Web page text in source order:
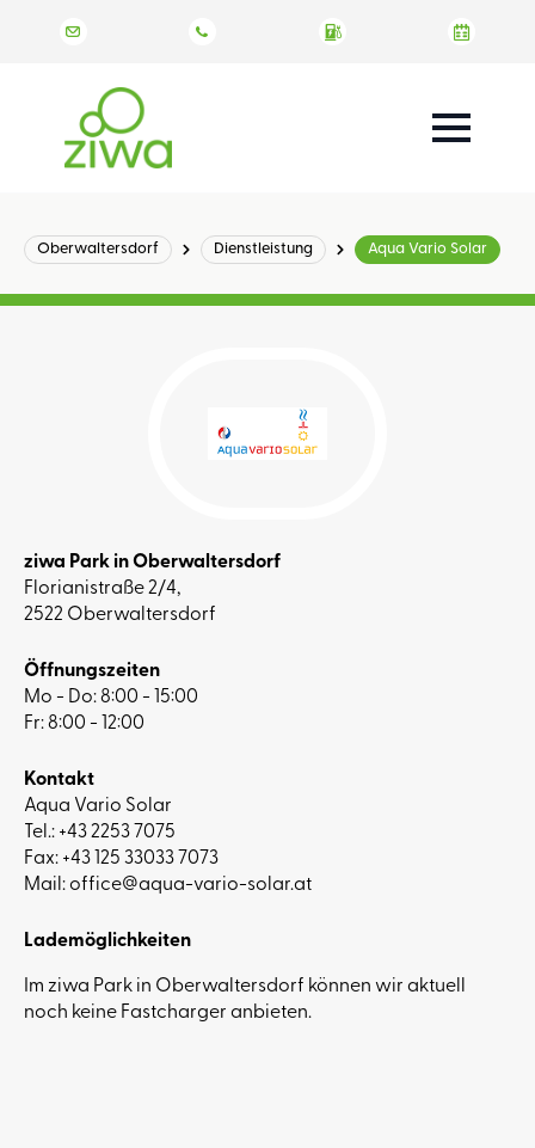
Oberwaltersdorf Dienstleistung Aqua Vario Solar
ziwa Park in Oberwaltersdorf
Florianistraße 2/4,
2522 Oberwaltersdorf
Öffnungszeiten
Mo - Do: 8:00 - 15:00
Fr: 8:00 - 12:00
Kontakt
Aqua Vario Solar
Tel.: +43 2253 7075
Fax: +43 125 33033 7073
Mail:office@aqua-vario-solar.at
Lademöglichkeiten
Im ziwa Park in Oberwaltersdorf können wir aktuell
noch keine Fastcharger anbieten.